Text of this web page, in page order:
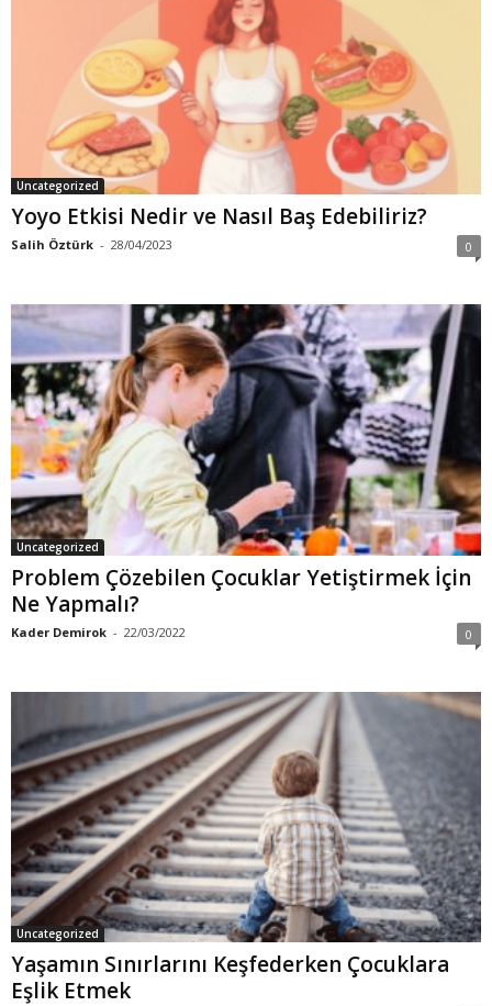
Uncategorized
Yoyo Etkisi Nedir ve Nasıl Baş Edebiliriz?
Salih Öztürk - 28/04/2023 0
Uncategorized
Problem Çözebilen Çocuklar Yetiştirmek İçin
Ne Yapmalı?
Kader Demirok - 22/03/2022 0
Uncategorized
Yaşamın Sınırlarını Keşfederken Çocuklara
Eşlik Etmek